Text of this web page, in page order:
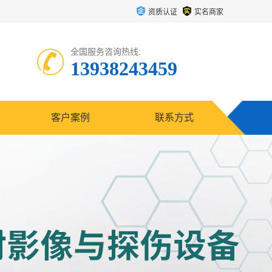
资质认证 实名商家
全国服务咨询热线:
13938243459
客户案例 联系方式